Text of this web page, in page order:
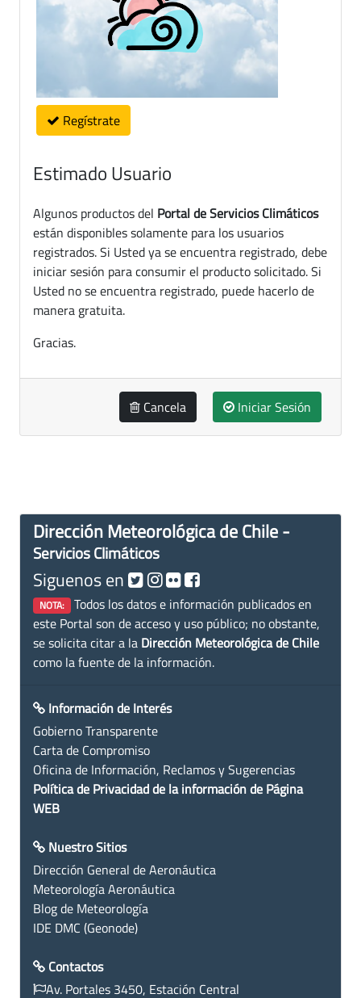
Regístrate
Estimado Usuario
Algunos productos del Portal de Servicios Climáticos
están disponibles solamente para los usuarios
registrados. Si Usted ya se encuentra registrado, debe
iniciar sesión para consumir el producto solicitado. Si
Usted no se encuentra registrado, puede hacerlo de
manera gratuita.
Gracias.
Cancela Iniciar Sesión
Dirección Meteorológica de Chile -
Servicios Climáticos
Siguenos en
NOTA: Todos los datos e información publicados en
este Portal son de acceso y uso público; no obstante,
se solicita citar a la Dirección Meteorológica de Chile
como la fuente de la información.
Información de Interés
Gobierno Transparente
Carta de Compromiso
Oficina de Información, Reclamos y Sugerencias
Política de Privacidad de la información de Página
WEB
Nuestro Sitios
Dirección General de Aeronáutica
Meteorología Aeronáutica
Blog de Meteorología
IDE DMC (Geonode)
Contactos
Av. Portales 3450, Estación Central